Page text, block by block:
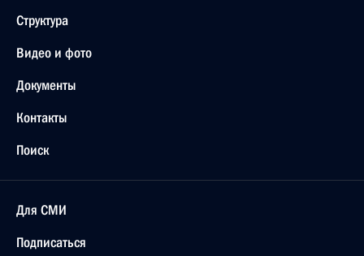
Структура
Видео и фото
Документы
Контакты
Поиск
Для СМИ
Подписаться